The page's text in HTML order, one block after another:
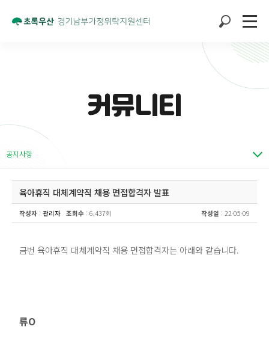
커뮤니티
공지사항
육아휴직 대체계약직 채용 면접합격자 발표
작성자 : 관리자 조회수 : 6,437회 작성일 : 22-05-09
금번 육아휴직 대체계약직 채용 면접합격자는 아래와 같습니다.
류O